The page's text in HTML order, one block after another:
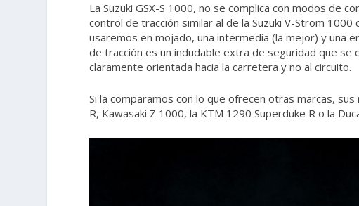
La Suzuki GSX-S 1000, no se complica con modos de
control de tracción similar al de la Suzuki V-Strom
usaremos en mojado, una intermedia (la mejor) y una
de tracción es un indudable extra de seguridad que se
claramente orientada hacia la carretera y no al circuito.
Si la comparamos con lo que ofrecen otras marcas,
R, Kawasaki Z 1000, la KTM 1290 Superduke R o la